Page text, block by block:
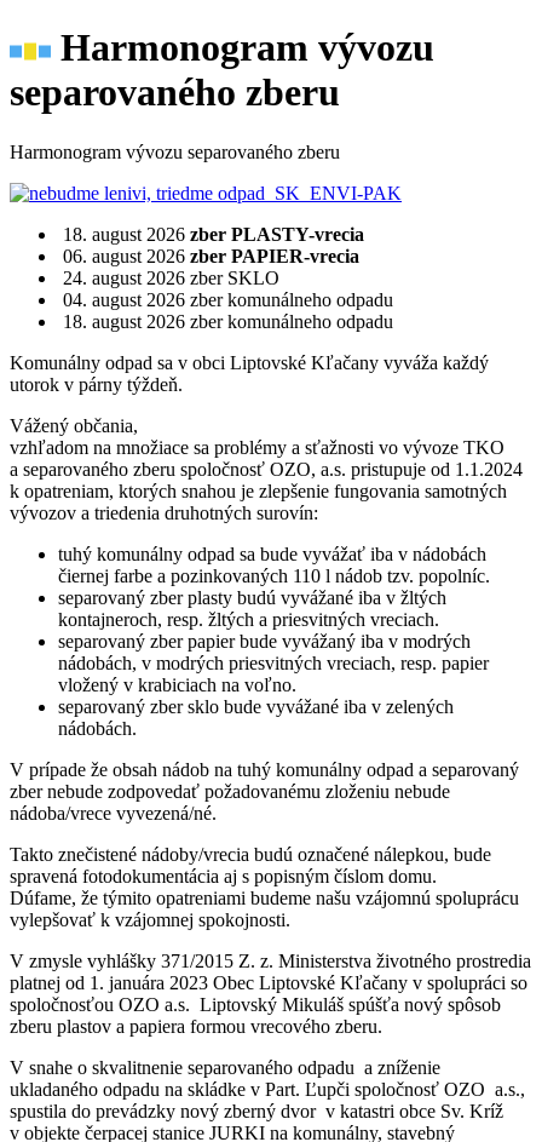
Harmonogram vývozu
separovaného zberu
Harmonogram vývozu separovaného zberu
18. august 2026 zber PLASTY-vrecia
06. august 2026 zber PAPIER-vrecia
24. august 2026 zber SKLO
04. august 2026 zber komunálneho odpadu
18. august 2026 zber komunálneho odpadu
Komunálny odpad sa v obci Liptovské Kľačany vyváža každý
utorok v párny týždeň.
Vážený občania,
vzhľadom na množiace sa problémy a sťažnosti vo vývoze TKO
a separovaného zberu spoločnosť OZO, a.s. pristupuje od 1.1.2024
k opatreniam, ktorých snahou je zlepšenie fungovania samotných
vývozov a triedenia druhotných surovín:
tuhý komunálny odpad sa bude vyvážať iba v nádobách
čiernej farbe a pozinkovaných 110 l nádob tzv. popolníc.
separovaný zber plasty budú vyvážané iba v žltých
kontajneroch, resp. žltých a priesvitných vreciach.
separovaný zber papier bude vyvážaný iba v modrých
nádobách, v modrých priesvitných vreciach, resp. papier
vložený v krabiciach na voľno.
separovaný zber sklo bude vyvážané iba v zelených
nádobách.
V prípade že obsah nádob na tuhý komunálny odpad a separovaný
zber nebude zodpovedať požadovanému zloženiu nebude
nádoba/vrece vyvezená/né.
Takto znečistené nádoby/vrecia budú označené nálepkou, bude
spravená fotodokumentácia aj s popisným číslom domu.
Dúfame, že týmito opatreniami budeme našu vzájomnú spoluprácu
vylepšovať k vzájomnej spokojnosti.
V zmysle vyhlášky 371/2015 Z. z. Ministerstva životného prostredia
platnej od 1. januára 2023 Obec Liptovské Kľačany v spolupráci so
spoločnosťou OZO a.s. Liptovský Mikuláš spúšťa nový spôsob
zberu plastov a papiera formou vrecového zberu.
V snahe o skvalitnenie separovaného odpadu a zníženie
ukladaného odpadu na skládke v Part. Ľupči spoločnosť OZO a.s.,
spustila do prevádzky nový zberný dvor v katastri obce Sv. Kríž
v objekte čerpacej stanice JURKI na komunálny, stavebný